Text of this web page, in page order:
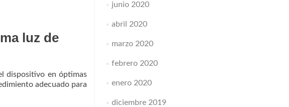
luz de
dispositivo en óptimas
adecuado para
junio 2020
abril 2020
marzo 2020
febrero 2020
enero 2020
diciembre 2019